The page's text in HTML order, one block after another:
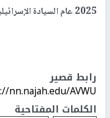
2025 عام السيادة الإسرائيلية على الضفة الغربية.
رابط قصير
nn.najah.edu/AVWU/
الكلمات المفتاحية